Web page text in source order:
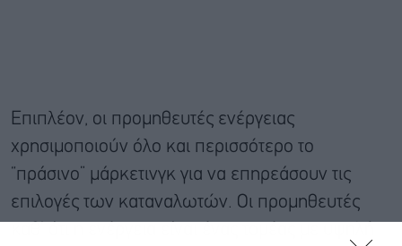
Επιπλέον, οι προμηθευτές ενέργειας
χρησιμοποιούν όλο και περισσότερο το
“πράσινο” μάρκετινγκ για να επηρεάσουν τις
επιλογές των καταναλωτών. Οι προμηθευτές